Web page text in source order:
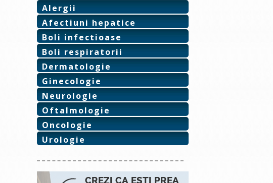
Alergii
Afectiuni hepatice
Boli infectioase
Boli respiratorii
Dermatologie
Ginecologie
Neurologie
Oftalmologie
Oncologie
Urologie